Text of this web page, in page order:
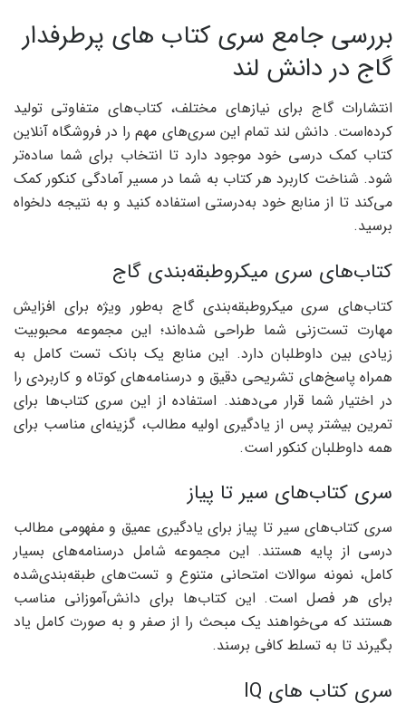
بررسی جامع سری کتاب های پرطرفدار
گاج در دانش لند
انتشارات گاج برای نیازهای مختلف، کتاب‌های متفاوتی تولید
کرده‌است. دانش لند تمام این سری‌های مهم را در فروشگاه آنلاین
کتاب کمک درسی خود موجود دارد تا انتخاب برای شما ساده‌تر
شود. شناخت کاربرد هر کتاب به شما در مسیر آمادگی کنکور کمک
می‌کند تا از منابع خود به‌درستی استفاده کنید و به نتیجه دلخواه
برسید.
کتاب‌های سری میکروطبقه‌بندی گاج
کتاب‌های سری میکروطبقه‌بندی گاج به‌طور ویژه برای افزایش
مهارت تست‌زنی شما طراحی شده‌اند؛ این مجموعه محبوبیت
زیادی بین داوطلبان دارد. این منابع یک بانک تست کامل به
همراه پاسخ‌های تشریحی دقیق و درسنامه‌های کوتاه و کاربردی را
در اختیار شما قرار می‌دهند. استفاده از این سری کتاب‌ها برای
تمرین بیشتر پس از یادگیری اولیه مطالب، گزینه‌ای مناسب برای
همه داوطلبان کنکور است.
سری کتاب‌های سیر تا پیاز
سری کتاب‌های سیر تا پیاز برای یادگیری عمیق و مفهومی مطالب
درسی از پایه هستند. این مجموعه شامل درسنامه‌های بسیار
کامل، نمونه سوالات امتحانی متنوع و تست‌های طبقه‌بندی‌شده
برای هر فصل است. این کتاب‌ها برای دانش‌آموزانی مناسب
هستند که می‌خواهند یک مبحث را از صفر و به صورت کامل یاد
بگیرند تا به تسلط کافی برسند.
سری کتاب های IQ